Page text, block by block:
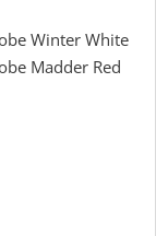
Winter White
Madder Red